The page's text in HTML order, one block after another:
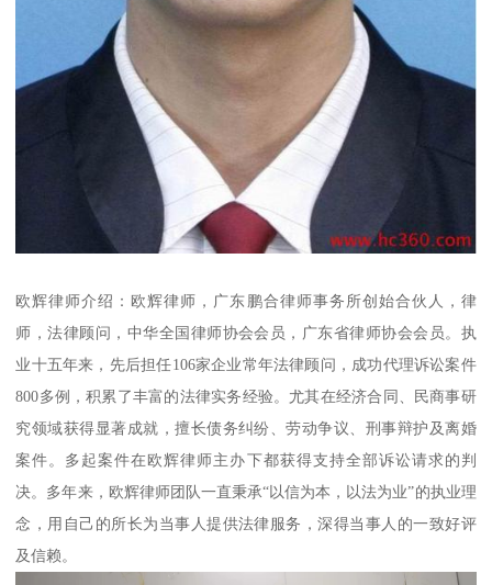
欧辉律师介绍：欧辉律师，广东鹏合律师事务所创始合伙人，律
师，法律顾问，中华全国律师协会会员，广东省律师协会会员。执
业十五年来，先后担任106家企业常年法律顾问，成功代理诉讼案件
800多例，积累了丰富的法律实务经验。尤其在经济合同、民商事研
究领域获得显著成就，擅长债务纠纷、劳动争议、刑事辩护及离婚
案件。多起案件在欧辉律师主办下都获得支持全部诉讼请求的判
决。多年来，欧辉律师团队一直秉承“以信为本，以法为业”的执业理
念，用自己的所长为当事人提供法律服务，深得当事人的一致好评
及信赖。